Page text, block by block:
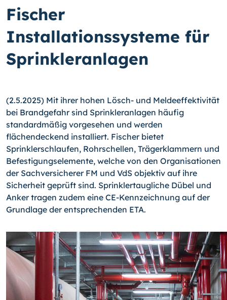
Fischer
Installationssysteme für
Sprinkleranlagen
(2.5.2025) Mit ihrer hohen Lösch- und Meldeeffektivität
bei Brandgefahr sind Sprinkleranlagen häufig
standardmäßig vorgesehen und werden
flächendeckend installiert. Fischer bietet
Sprinklerschlaufen, Rohrschellen, Trägerklammern und
Befestigungselemente, welche von den Organisationen
der Sachversicherer FM und VdS objektiv auf ihre
Sicherheit geprüft sind. Sprinklertaugliche Dübel und
Anker tragen zudem eine CE-Kennzeichnung auf der
Grundlage der entsprechenden ETA.